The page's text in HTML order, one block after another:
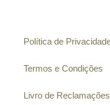
Política de
Termos e Condições
Livro de Reclamações